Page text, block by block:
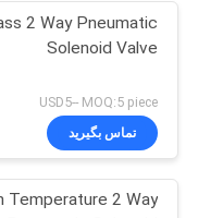
2 Way Pneumatic
Solenoid Valve
USD5-- MOQ:5 piece
تماس بگیرید
Temperature 2 Way